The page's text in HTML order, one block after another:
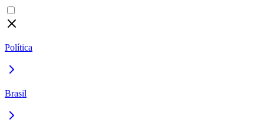
Política
Brasil